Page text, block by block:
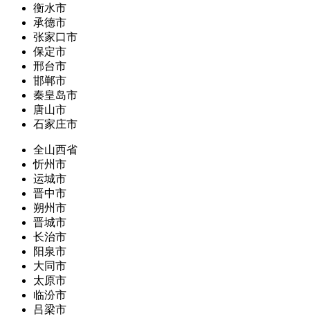
衡水市
承德市
张家口市
保定市
邢台市
邯郸市
秦皇岛市
唐山市
石家庄市
全山西省
忻州市
运城市
晋中市
朔州市
晋城市
长治市
阳泉市
大同市
太原市
临汾市
吕梁市